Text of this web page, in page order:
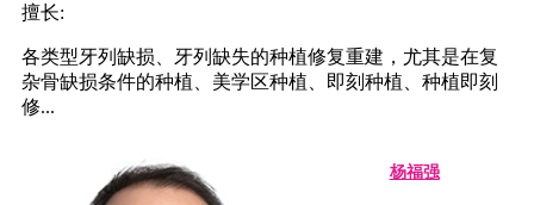
擅长:
各类型牙列缺损、牙列缺失的种植修复重建，尤其是在复
杂骨缺损条件的种植、美学区种植、即刻种植、种植即刻
修...
杨福强